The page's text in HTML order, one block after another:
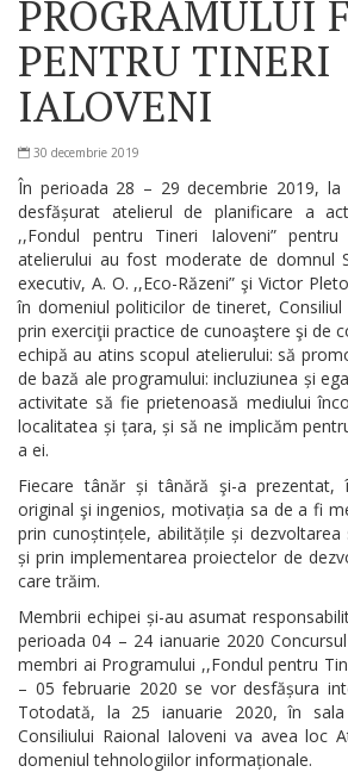
PROGRAMULUI
PENTRU TINERI
IALOVENI
30 decembrie 2019
În perioada 28 – 29 decembrie 2019, la
desfășurat atelierul de planificare a
,,Fondul pentru Tineri Ialoveni”
atelierului au fost moderate de domnul
executiv, A. O. ,,Eco-Răzeni” şi Victor
în domeniul politicilor de tineret, Consiliul
prin exerciţii practice de cunoaştere şi de
echipă au atins scopul atelierului: să
de bază ale programului: incluziunea și
activitate să fie prietenoasă mediului
localitatea și țara, și să ne implicăm
a ei.
Fiecare tânăr și tânără şi-a
original şi ingenios, motivația sa de a fi
prin cunoștințele, abilitățile și dezvoltarea
și prin implementarea proiectelor de
care trăim.
Membrii echipei și-au asumat
perioada 04 – 24 ianuarie 2020
membri ai Programului ,,Fondul pentru
– 05 februarie 2020 se vor desfășura
Totodată, la 25 ianuarie 2020, în
Consiliului Raional Ialoveni va avea loc
domeniul tehnologiilor informaționale.